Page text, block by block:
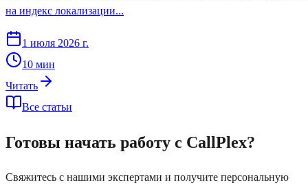
на индекс локализации...
1 июля 2026 г.
10 мин
Читать
Все статьи
Готовы начать работу с CallPlex?
Свяжитесь с нашими экспертами и получите персональную